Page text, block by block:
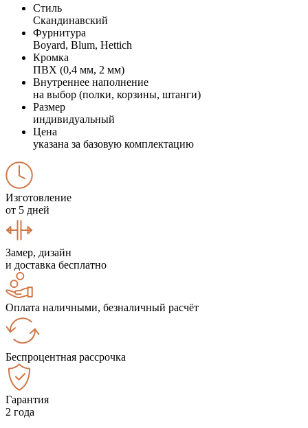
Стиль
Скандинавский
Фурнитура
Boyard, Blum, Hettich
Кромка
ПВХ (0,4 мм, 2 мм)
Внутреннее наполнение
на выбор (полки, корзины, штанги)
Размер
индивидуальный
Цена
указана за базовую комплектацию
Изготовление
от 5 дней
Замер, дизайн
и доставка бесплатно
Оплата наличными, безналичный расчёт
Беспроцентная рассрочка
Гарантия
2 года